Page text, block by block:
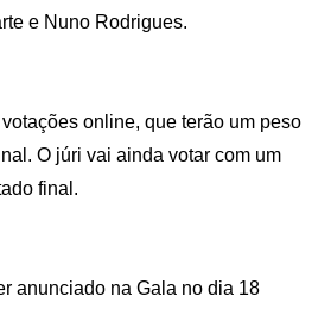
e Nuno Rodrigues.
online, que terão um peso
O júri vai ainda votar com um
final.
anunciado na Gala no dia 18